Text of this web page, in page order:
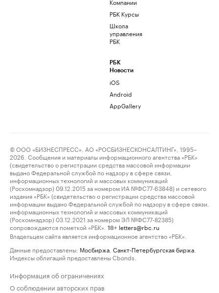
РБК Курсы
Школа
управления
РБК
РБК
Новости
iOS
Android
AppGallery
© ООО «БИЗНЕСПРЕСС», АО «РОСБИЗНЕСКОНСАЛТИНГ», 1995–
2026. Сообщения и материалы информационного агентства «РБК»
(свидетельство о регистрации средства массовой информации
выдано Федеральной службой по надзору в сфере связи,
информационных технологий и массовых коммуникаций
(Роскомнадзор) 09.12.2015 за номером ИА №ФС77-63848) и сетевого
издания «РБК» (свидетельство о регистрации средства массовой
информации выдано Федеральной службой по надзору в сфере связи,
информационных технологий и массовых коммуникаций
(Роскомнадзор) 03.12.2021 за номером ЭЛ №ФС77-82385)
сопровождаются пометкой «РБК».
18+ letters@rbc.ru
Владельцем сайта является информационное агентство «РБК».
Данные предоставлены: Мосбиржа Санкт-Петербургская биржа
Индексы облигаций предоставлены Cbonds.
Информация об ограничениях
О соблюдении авторских прав